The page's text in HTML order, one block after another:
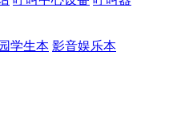
学生本 影音娱乐本